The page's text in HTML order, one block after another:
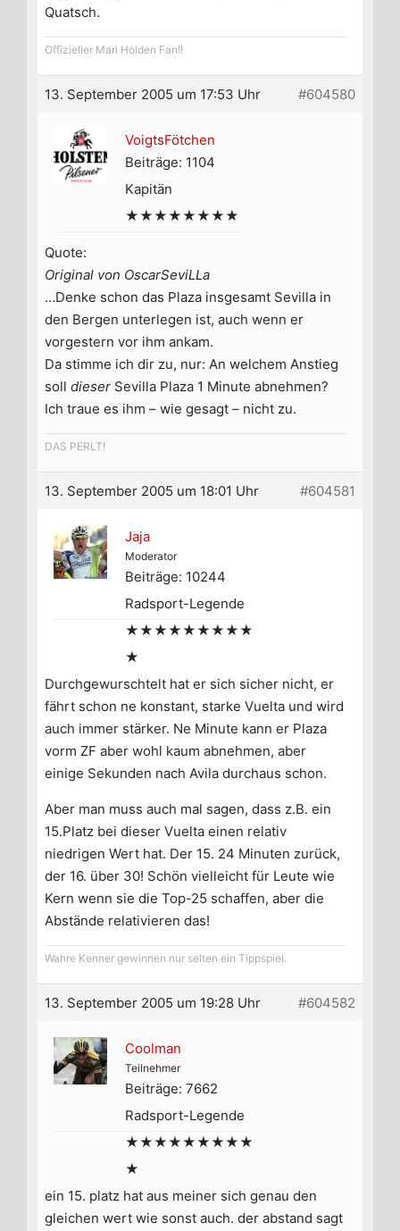
Quatsch.
Offizieller Mari Holden Fan!!
13. September 2005 um 17:53 Uhr #604580
VoigtsFötchen
Beiträge: 1104
Kapitän
★★★★★★★★
Quote:
Original von OscarSeviLLa
…Denke schon das Plaza insgesamt Sevilla in
den Bergen unterlegen ist, auch wenn er
vorgestern vor ihm ankam.
Da stimme ich dir zu, nur: An welchem Anstieg
soll dieser Sevilla Plaza 1 Minute abnehmen?
Ich traue es ihm – wie gesagt – nicht zu.
DAS PERLT!
13. September 2005 um 18:01 Uhr #604581
Jaja
Moderator
Beiträge: 10244
Radsport-Legende
★★★★★★★★★
★
Durchgewurschtelt hat er sich sicher nicht, er
fährt schon ne konstant, starke Vuelta und wird
auch immer stärker. Ne Minute kann er Plaza
vorm ZF aber wohl kaum abnehmen, aber
einige Sekunden nach Avila durchaus schon.
Aber man muss auch mal sagen, dass z.B. ein
15.Platz bei dieser Vuelta einen relativ
niedrigen Wert hat. Der 15. 24 Minuten zurück,
der 16. über 30! Schön vielleicht für Leute wie
Kern wenn sie die Top-25 schaffen, aber die
Abstände relativieren das!
Wahre Kenner gewinnen nur selten ein Tippspiel.
13. September 2005 um 19:28 Uhr #604582
Coolman
Teilnehmer
Beiträge: 7662
Radsport-Legende
★★★★★★★★★
★
ein 15. platz hat aus meiner sich genau den
gleichen wert wie sonst auch. der abstand sagt